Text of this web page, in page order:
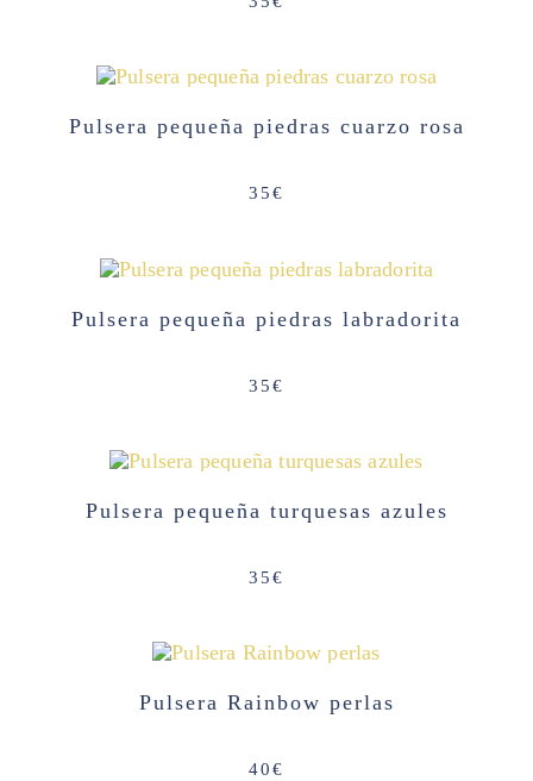
Pulsera pequeña piedras cuarzo rosa
35€
Pulsera pequeña piedras labradorita
35€
Pulsera pequeña turquesas azules
35€
Pulsera Rainbow perlas
40€